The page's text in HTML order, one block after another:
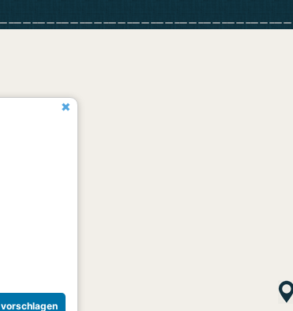
Änderungen vorschlagen